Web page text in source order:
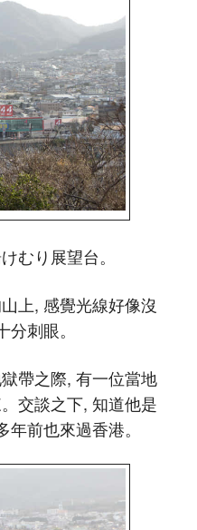
むり展望台。
上, 感覺光線好像沒
刺眼。
帶之際, 有一位當地
交談之下, 知道他是
前也來過香港。